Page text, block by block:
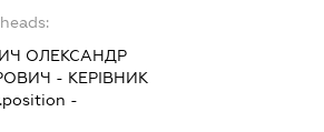
ОЛЕКСАНДР
- КЕРІВНИК
-